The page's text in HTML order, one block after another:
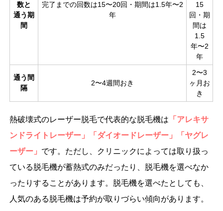
数と
通う期
間
完了までの回数は15〜20回・期間は1.5年〜2
年
15
回・期
間は
1.5
年〜2
年
通う間
隔
2〜4週間おき
2〜3
ヶ月お
き
熱破壊式のレーザー脱毛で代表的な脱毛機は 「アレキサ
ンドライトレーザー」「ダイオードレーザー」「ヤグレ
ーザー」 です。ただし、クリニックによっては取り扱っ
ている脱毛機が蓄熱式のみだったり、脱毛機を選べなか
ったりすることがあります。脱毛機を選べたとしても、
人気のある脱毛機は予約が取りづらい傾向があります。